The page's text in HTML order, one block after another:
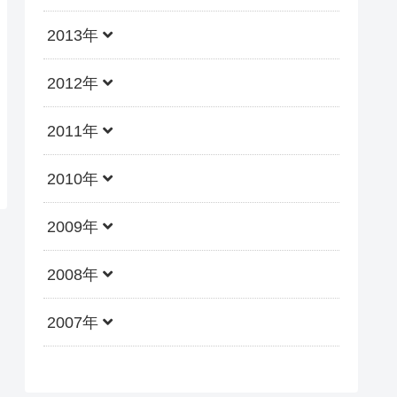
2013年
2012年
2011年
2010年
2009年
2008年
2007年